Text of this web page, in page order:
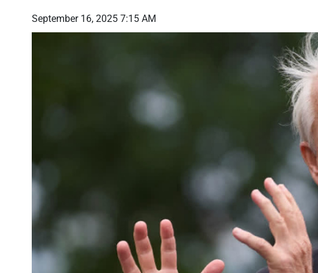
September 16, 2025 7:15 AM
ഭയമെന്ന് വിദഗ്ധൻ, അമേരിക്കയുടെ
മേഖലയിലെ
കൈകാര്യം
വിദേശകാര്യ
ഗരീബാബാദി